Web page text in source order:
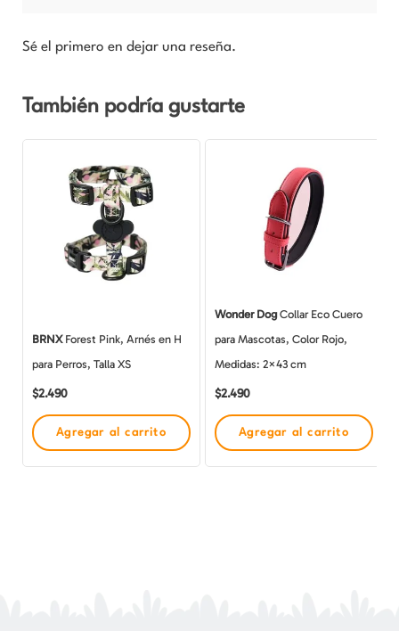
Sé el primero en dejar una reseña.
También podría gustarte
BRNXForest Pink, Arnés en H
para Perros, Talla XS
$2.490
Agregar al carrito
Wonder DogCollar Eco Cuero
para Mascotas, Color Rojo,
Medidas: 2×43 cm
$2.490
Agregar al carrito